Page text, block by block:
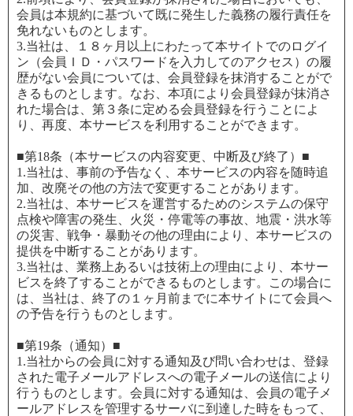
会員は本規約に基づいて既に発生した義務の履行責任を
免れないものとします。
3.当社は、１８ヶ月以上にわたって本サイトでのログイ
ン（会員ＩＤ・パスワードを入力してのアクセス）の履
歴がない会員については、会員登録を抹消することがで
きるものとします。なお、本項により会員登録が抹消さ
れた場合は、第３条に定める会員登録を行うことによ
り、再度、本サービスを利用することができます。
■第18条（本サービスの内容変更、中断及び終了）■
1.当社は、事前の予告なく、本サービスの内容を随時追
加、改廃その他の方法で変更することがあります。
2.当社は、本サービスを運営するためのシステムの保守
点検や障害の発生、火災・停電等の事故、地震・洪水等
の災害、戦争・暴動その他の理由により、本サービスの
提供を中断することがあります。
3.当社は、業務上あるいは技術上の理由により、本サー
ビスを終了することができるものとします。この場合に
は、当社は、終了の１ヶ月前までに本サイトにて会員へ
の予告を行うものとします。
■第19条（通知）■
1.当社からの会員に対する通知及び問い合わせは、登録
された電子メールアドレスへの電子メールの送信により
行うものとします。会員に対する通知は、会員の電子メ
ールアドレスを管理するサーバに到達した時をもって、